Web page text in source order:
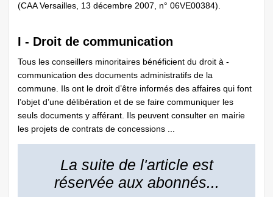
(CAA Versailles, 13 décembre 2007, n° 06VE00384).
I - Droit de communication
Tous les conseillers minoritaires bénéficient du droit à ­
communication des documents administratifs de la
commune. Ils ont le droit d’être informés des affaires qui font
l’objet d’une délibération et de se faire communiquer les
seuls documents y afférant. Ils peuvent consulter en mairie
les projets de contrats de concessions ...
La suite de l'article est
réservée aux abonnés...